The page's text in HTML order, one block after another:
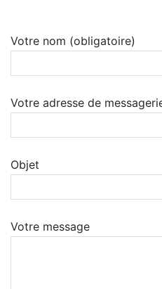
Votre nom (obligatoire)
Votre adresse de
Objet
Votre message